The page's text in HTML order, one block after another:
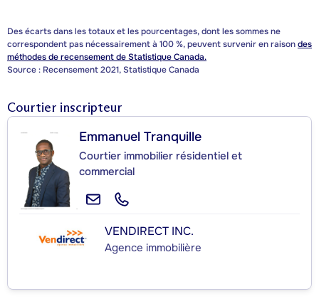
Des écarts dans les totaux et les pourcentages, dont les sommes ne
correspondent pas nécessairement à 100 %, peuvent survenir en raisondes
méthodes de recensement de Statistique Canada.
Source : Recensement 2021, Statistique Canada
Courtier inscripteur
Emmanuel Tranquille
Courtier immobilier résidentiel et
commercial
VENDIRECT INC.
Agence immobilière